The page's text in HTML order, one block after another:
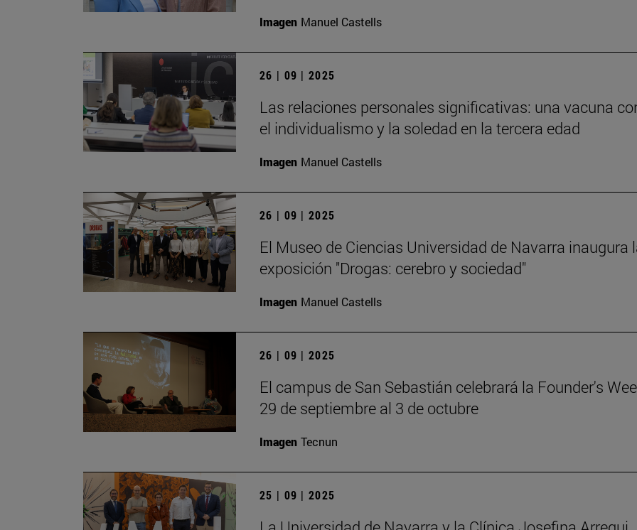
Imagen Manuel Castells
26 | 09 | 2025
Las relaciones personales significativas: una vacuna
el individualismo y la soledad en la tercera edad
Imagen Manuel Castells
26 | 09 | 2025
El Museo de Ciencias Universidad de Navarra inaugura
exposición "Drogas: cerebro y sociedad"
Imagen Manuel Castells
26 | 09 | 2025
El campus de San Sebastián celebrará la Founder's
29 de septiembre al 3 de octubre
Imagen Tecnun
25 | 09 | 2025